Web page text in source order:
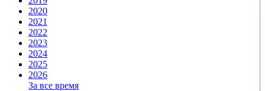
2020
2021
2022
2023
2024
2025
2026
За все время